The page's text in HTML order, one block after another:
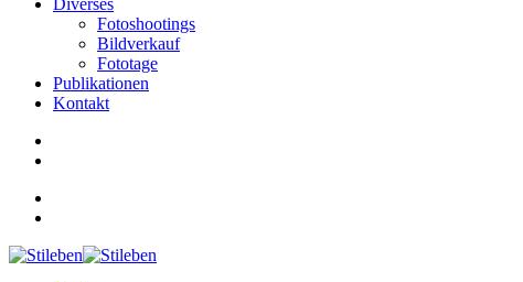
Diverses
Fotoshootings
Bildverkauf
Fototage
Publikationen
Kontakt